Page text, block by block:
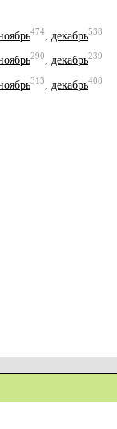
474 декабрь538
290, декабрь239
313 декабрь408